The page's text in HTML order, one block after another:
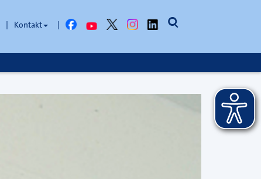
Kontakt FacebookYouTube InstagramLinkedInSuche